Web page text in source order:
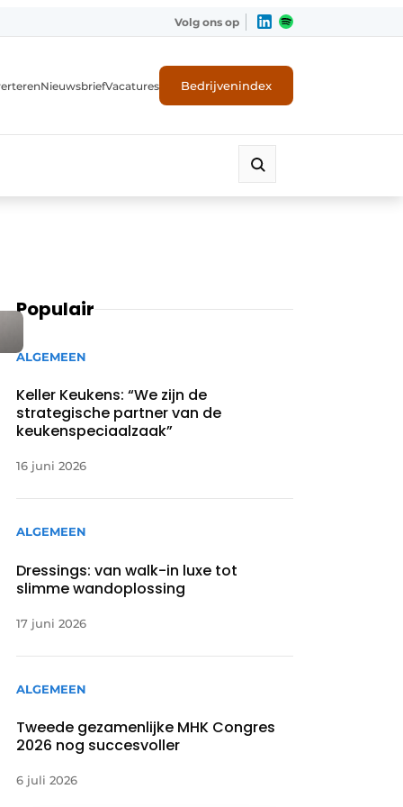
Volg ons op
NieuwsbriefVacatures Bedrijvenindex
Populair
ALGEMEEN
Keller Keukens: “We zijn de
strategische partner van de
keukenspeciaalzaak”
16 juni 2026
ALGEMEEN
Dressings: van walk-in luxe tot
slimme wandoplossing
17 juni 2026
ALGEMEEN
Tweede gezamenlijke MHK Congres
2026 nog succesvoller
6 juli 2026